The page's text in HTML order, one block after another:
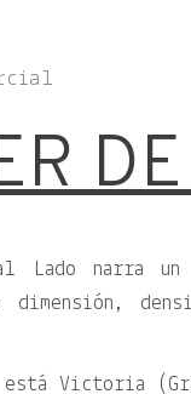
Lado narra
dimensión,
está Victoria